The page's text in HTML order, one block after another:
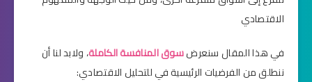
الاقتصادي
في هذا المقال سنعرضسوق المنافسة الكاملة، ولابد لنا أن
ننطلق من الفرضيات الرئيسية في للتحليل الاقتصادي: